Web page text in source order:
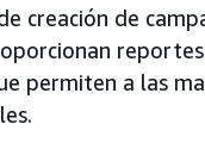
creación de
permiten a las